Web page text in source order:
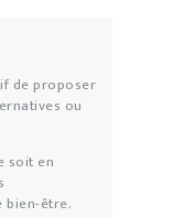
de proposer
ou
soit en
bien-être.